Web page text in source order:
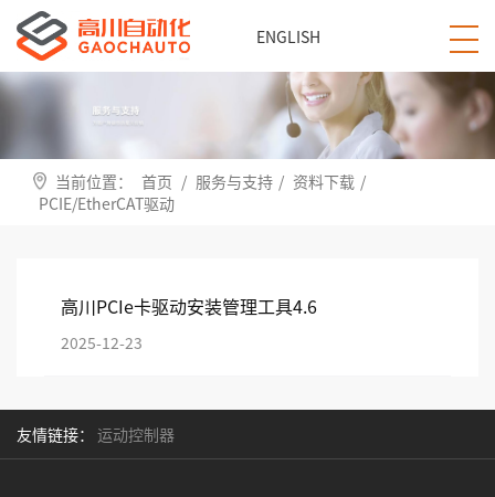
ENGLISH
当前位置： 首页 / 服务与支持 / 资料下载 /
PCIE/EtherCAT驱动
高川PCIe卡驱动安装管理工具4.6
2025-12-23
友情链接： 运动控制器